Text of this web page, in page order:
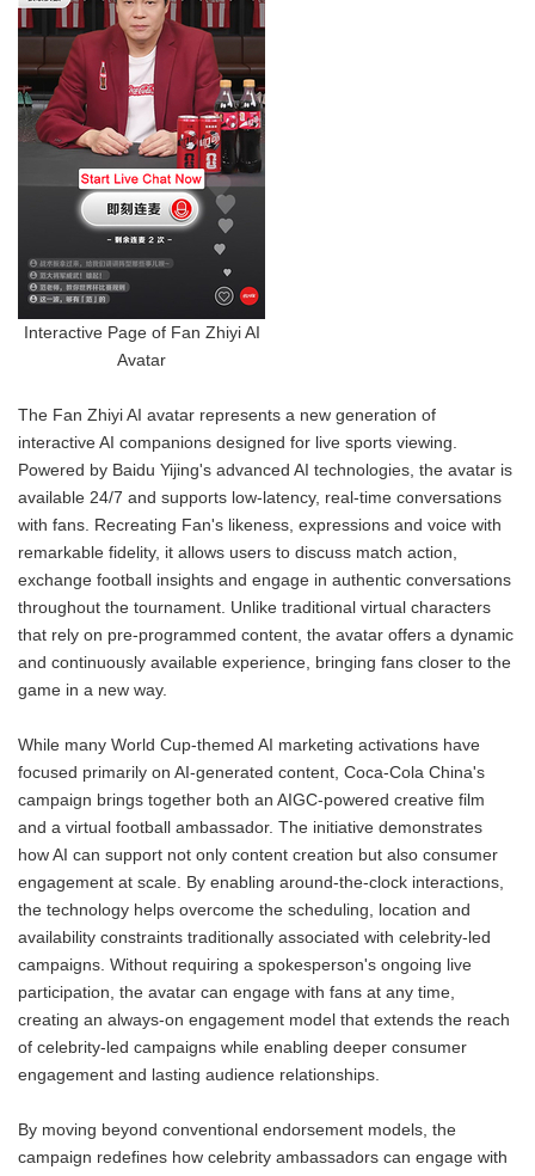
Interactive Page of Fan Zhiyi AI
Avatar
The Fan Zhiyi AI avatar represents a new generation of
interactive AI companions designed for live sports viewing.
Powered by Baidu Yijing's advanced AI technologies, the avatar is
available 24/7 and supports low-latency, real-time conversations
with fans. Recreating Fan's likeness, expressions and voice with
remarkable fidelity, it allows users to discuss match action,
exchange football insights and engage in authentic conversations
throughout the tournament. Unlike traditional virtual characters
that rely on pre-programmed content, the avatar offers a dynamic
and continuously available experience, bringing fans closer to the
game in a new way.
While many World Cup-themed AI marketing activations have
focused primarily on AI-generated content, Coca-Cola China's
campaign brings together both an AIGC-powered creative film
and a virtual football ambassador. The initiative demonstrates
how AI can support not only content creation but also consumer
engagement at scale. By enabling around-the-clock interactions,
the technology helps overcome the scheduling, location and
availability constraints traditionally associated with celebrity-led
campaigns. Without requiring a spokesperson's ongoing live
participation, the avatar can engage with fans at any time,
creating an always-on engagement model that extends the reach
of celebrity-led campaigns while enabling deeper consumer
engagement and lasting audience relationships.
By moving beyond conventional endorsement models, the
campaign redefines how celebrity ambassadors can engage with